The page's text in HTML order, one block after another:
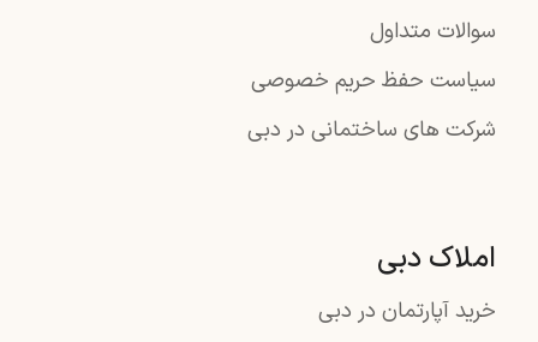
سوالات متداول
سیاست حفظ حریم خصوصی
شرکت های ساختمانی در دبی
املاک دبی
خرید آپارتمان در دبی